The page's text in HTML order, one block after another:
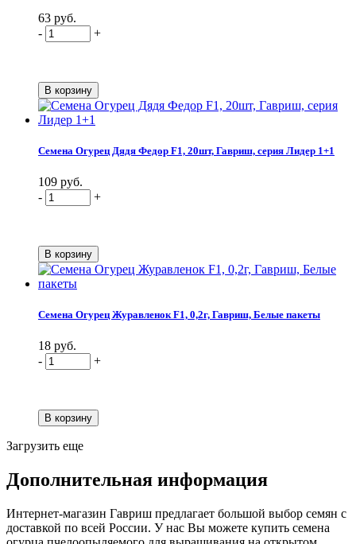
63 руб.
-
+
Семена Огурец Дядя Федор F1, 20шт, Гавриш, серия Лидер 1+1
109 руб.
-
+
Семена Огурец Журавленок F1, 0,2г, Гавриш, Белые пакеты
18 руб.
-
+
Загрузить еще
Дополнительная информация
Интернет-магазин Гавриш предлагает большой выбор семян с
доставкой по всей России. У нас Вы можете купить семена